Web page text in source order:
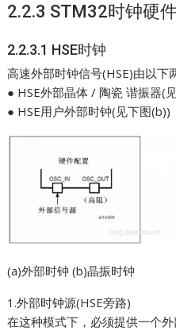
2.2.3 STM32时钟硬
2.2.3.1 HSE时钟
高速外部时钟信号(HSE)由以下
● HSE外部晶体 / 陶瓷 谐振器(
● HSE用户外部时钟(见下图(b))
(a)外部时钟 (b)晶振时钟
1.外部时钟源(HSE旁路)
在这种模式下，必须提供一个